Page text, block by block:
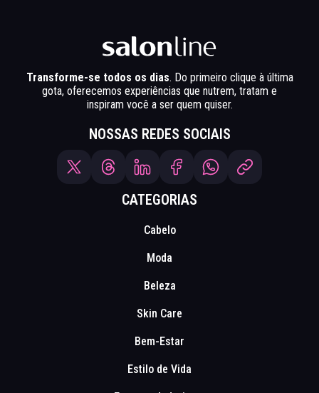
Transforme-se todos os dias. Do primeiro clique à última
gota, oferecemos experiências que nutrem, tratam e
inspiram você a ser quem quiser.
NOSSAS REDES SOCIAIS
CATEGORIAS
Cabelo
Moda
Beleza
Skin Care
Bem-Estar
Estilo de Vida